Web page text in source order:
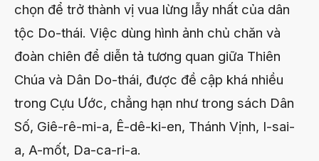
chọn để trở thành vị vua lừng lẫy nhất của dân
tộc Do-thái. Việc dùng hình ảnh chủ chăn và
đoàn chiên để diễn tả tương quan giữa Thiên
Chúa và Dân Do-thái, được đề cập khá nhiều
trong Cựu Ước, chẳng hạn như trong sách Dân
Số, Giê-rê-mi-a, Ê-dê-ki-en, Thánh Vịnh, I-sai-
a, A-mốt, Da-ca-ri-a.